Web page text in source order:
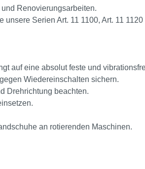
Renovierungsarbeiten.
Serien Art. 11 1100, Art. 11 1120
auf eine absolut feste und
Wiedereinschalten sichern.
Drehrichtung beachten.
an rotierenden Maschinen.